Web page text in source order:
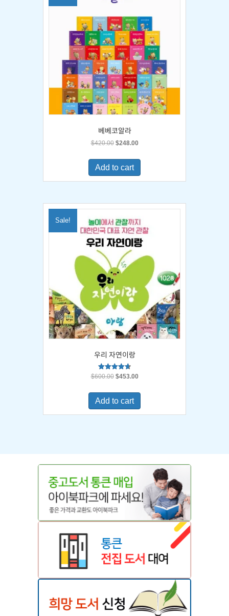
베베코알라
$420.00 Original
was:
$420.00.
$248.00Current
is:
Add to cart
Sale!
우리 자연이랑
Rated
$600.00 Original
was:
$600.00.
$453.00Current
is:
Add to cart